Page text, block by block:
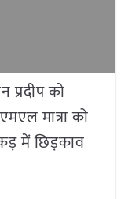
प्रदीप को
मात्रा को
में छिड़काव